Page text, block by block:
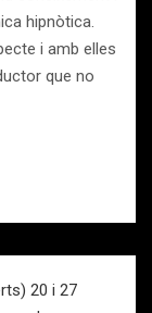
hipnòtica.
i amb elles
que no
20 i 27